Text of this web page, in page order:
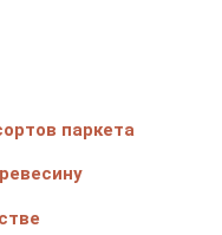
паркета